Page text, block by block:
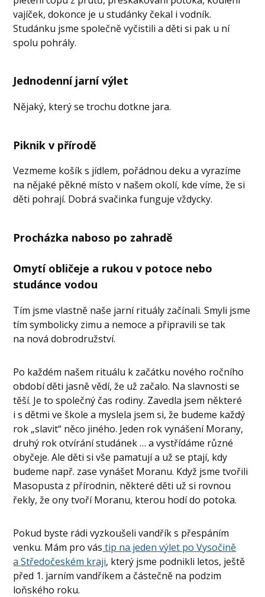
vajíček, dokonce je u studánky čekal i vodník.
Studánku jsme společně vyčistili a děti si pak u ní
spolu pohrály.
Jednodenní jarní výlet
Nějaký, který se trochu dotkne jara.
Piknik v přírodě
Vezmeme košík s jídlem, pořádnou deku a vyrazíme
na nějaké pěkné místo v našem okolí, kde víme, že si
děti pohrají. Dobrá svačinka funguje vždycky.
Procházka naboso po zahradě
Omytí obličeje a rukou v potoce nebo
studánce vodou
Tím jsme vlastně naše jarní rituály začínali. Smyli jsme
tím symbolicky zimu a nemoce a připravili se tak
na nová dobrodružství.
Po každém našem rituálu k začátku nového ročního
období děti jasně vědí, že už začalo. Na slavnosti se
těší. Je to společný čas rodiny. Zavedla jsem některé
i s dětmi ve škole a myslela jsem si, že budeme každý
rok „slavit“ něco jiného. Jeden rok vynášení Morany,
druhý rok otvírání studánek … a vystřídáme různé
obyčeje. Ale děti si vše pamatují a už se ptají, kdy
budeme např. zase vynášet Moranu. Když jsme tvořili
Masopusta z přírodnin, některé děti už si rovnou
řekly, že ony tvoří Moranu, kterou hodí do potoka.
Pokud byste rádi vyzkoušeli vandřík s přespáním
venku. Mám pro vás tip na jeden výlet po Vysočině
a Středočeském kraji, který jsme podnikli letos, ještě
před 1. jarním vandříkem a částečně na podzim
loňského roku.